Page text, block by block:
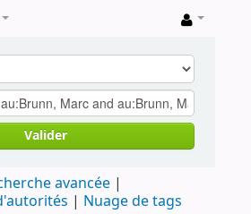
Valider
avancée
Nuage de tags